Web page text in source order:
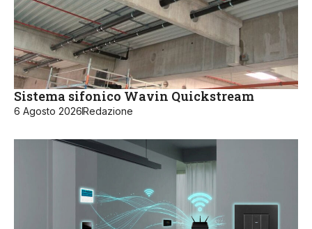
Sistema sifonico Wavin Quickstream
6 Agosto 2026Redazione